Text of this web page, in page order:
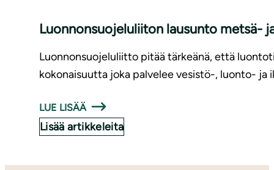
Luonnonsuojeluliiton lausunto metsä-
Luonnonsuojeluliitto pitää tärkeänä, että
kokonaisuutta joka palvelee vesistö-, luonto-
LUE LISÄÄ
Lisää artikkeleita